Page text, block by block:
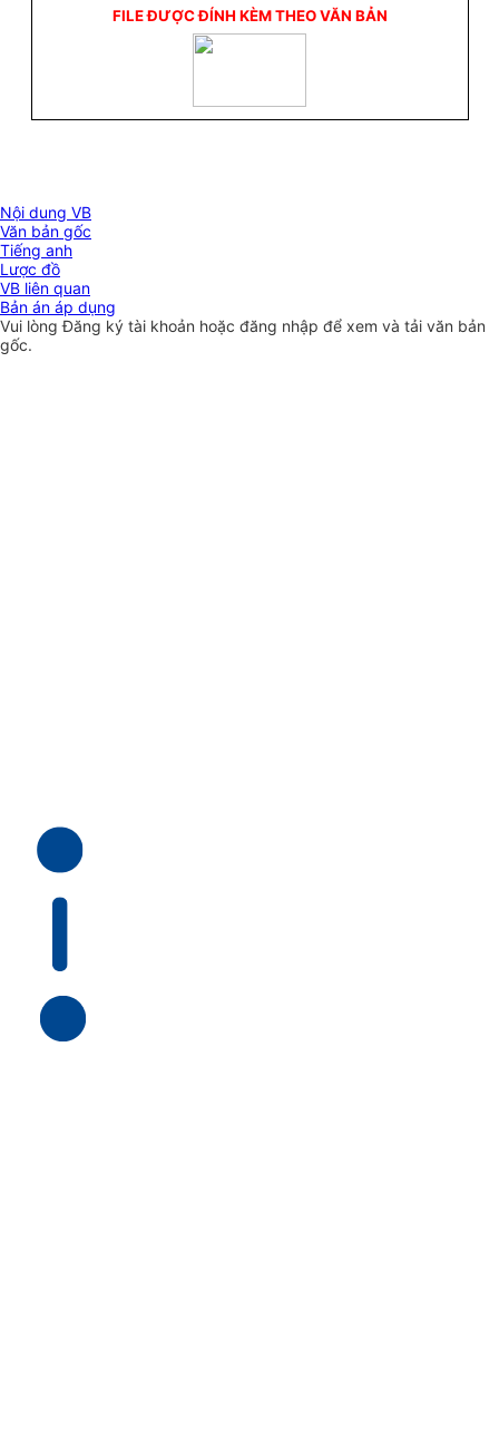
FILE ĐƯỢC ĐÍNH KÈM THEO VĂN BẢN
Nội dung VB
Văn bản gốc
Tiếng anh
Lược đồ
VB liên quan
Bản án áp dụng
Vui lòngĐăng ký tài khoản hoặc đăng nhập để xem và tải văn bản
gốc.